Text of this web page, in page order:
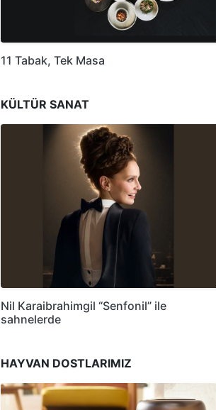
11 Tabak, Tek Masa
KÜLTÜR SANAT
Nil Karaibrahimgil “Senfonil” ile
sahnelerde
HAYVAN DOSTLARIMIZ